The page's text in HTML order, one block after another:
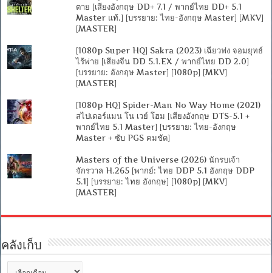
ตาย [เสียงอังกฤษ DD+ 7.1 / พากย์ไทย DD+ 5.1
Master แท้.] [บรรยาย: ไทย-อังกฤษ Master] [MKV]
[MASTER]
[1080p Super HQ] Sakra (2023) เฉียวฟง จอมยุทธ์
ไร้พ่าย [เสียงจีน DD 5.1.EX / พากย์ไทย DD 2.0]
[บรรยาย: อังกฤษ Master] [1080p] [MKV]
[MASTER]
[1080p HQ] Spider-Man No Way Home (2021)
สไปเดอร์แมน โน เวย์ โฮม [เสียงอังกฤษ DTS-5.1 +
พากย์ไทย 5.1 Master] [บรรยาย: ไทย-อังกฤษ
Master + ซับ PGS คมชัด]
Masters of the Universe (2026) นักรบเจ้า
จักรวาล H.265 [พากย์: ไทย DDP 5.1 อังกฤษ DDP
5.1] [บรรยาย: ไทย อังกฤษ] [1080p] [MKV]
[MASTER]
คลังเก็บ